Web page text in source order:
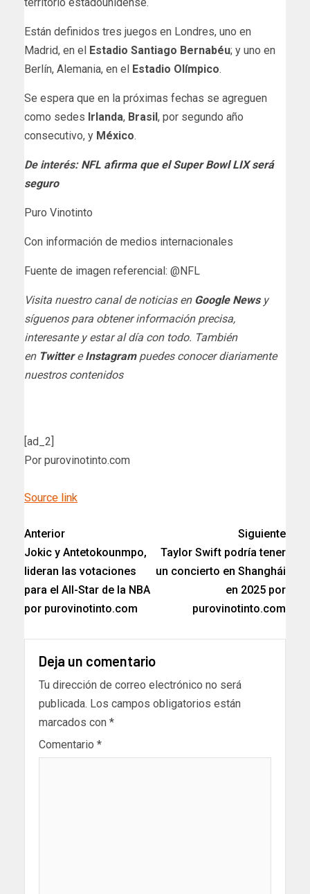
Están definidos tres juegos en Londres, uno en
Madrid, en el Estadio Santiago Bernabéu; y uno en
Berlín, Alemania, en el Estadio Olímpico.
Se espera que en la próximas fechas se agreguen
como sedes Irlanda, Brasil, por segundo año
consecutivo, y México.
De interés: NFL afirma que el Super Bowl LIX será
seguro
Puro Vinotinto
Con información de medios internacionales
Fuente de imagen referencial: @NFL
Visita nuestro canal de noticias en Google Newsy
síguenos para obtener información precisa,
interesante y estar al día con todo. También
en TwittereInstagrampuedes conocer diariamente
nuestros contenidos
[ad_2]
Por purovinotinto.com
Source link
Anterior
Jokic y Antetokounmpo,
lideran las votaciones
para el All-Star de la NBA
por purovinotinto.com
Siguiente
Taylor Swift podría tener
un concierto en Shanghái
en 2025 por
purovinotinto.com
Deja un comentario
Tu dirección de correo electrónico no será
publicada. Los campos obligatorios están
marcados con *
Comentario *